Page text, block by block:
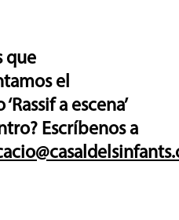
que
el
a escena’
Escríbenos a